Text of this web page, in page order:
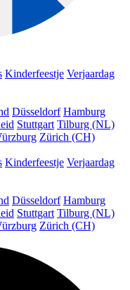
Kinderfeestje Verjaardag
Düsseldorf Hamburg
Stuttgart Tilburg (NL)
Zürich (CH)
Kinderfeestje Verjaardag
Düsseldorf Hamburg
Stuttgart Tilburg (NL)
Zürich (CH)